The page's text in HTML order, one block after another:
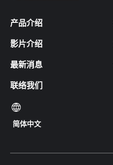
产品介绍
影片介绍
最新消息
联络我们
简体中文